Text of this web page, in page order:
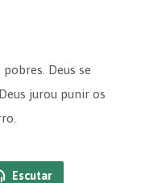
Deus se
jurou punir os
Escutar